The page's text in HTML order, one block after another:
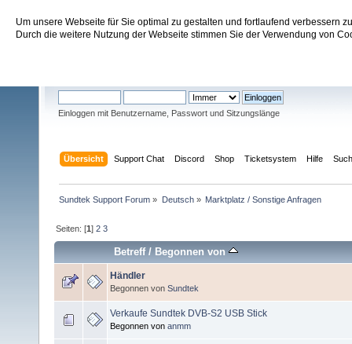
Um unsere Webseite für Sie optimal zu gestalten und fortlaufend verbessern
Durch die weitere Nutzung der Webseite stimmen Sie der Verwendung von
Sundtek Support Forum
Einloggen mit Benutzername, Passwort und Sitzungslänge
Übersicht Support Chat Discord Shop Ticketsystem Hilfe
Sundtek Support Forum » Deutsch» Marktplatz / Sonstige Anfragen
Seiten: [1]2 3
Betreff/Begonnen von
Händler
Begonnen von Sundtek
Verkaufe Sundtek DVB-S2 USB Stick
Begonnen von anmm